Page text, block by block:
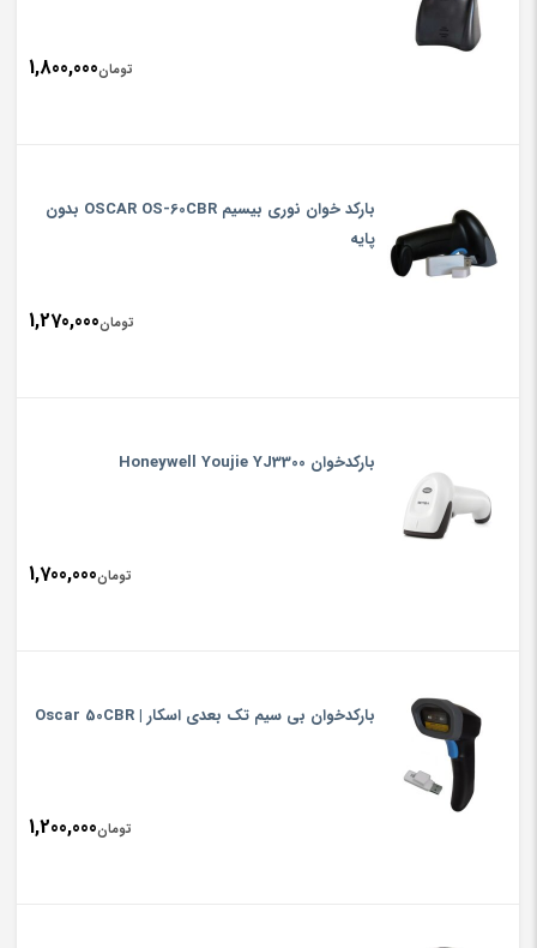
تومان1,800,000
بارکد خوان نوری بیسیم OSCAR OS-60CBR بدون
پایه
تومان1,270,000
بارکدخوان Honeywell Youjie YJ3300
تومان1,700,000
بارکدخوان بی سیم تک بعدی اسکار | Oscar 50CBR
تومان1,200,000